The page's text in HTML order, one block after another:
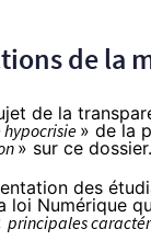
de la
de la
» de la
» sur ce dossier.
des
loi Numérique
principales